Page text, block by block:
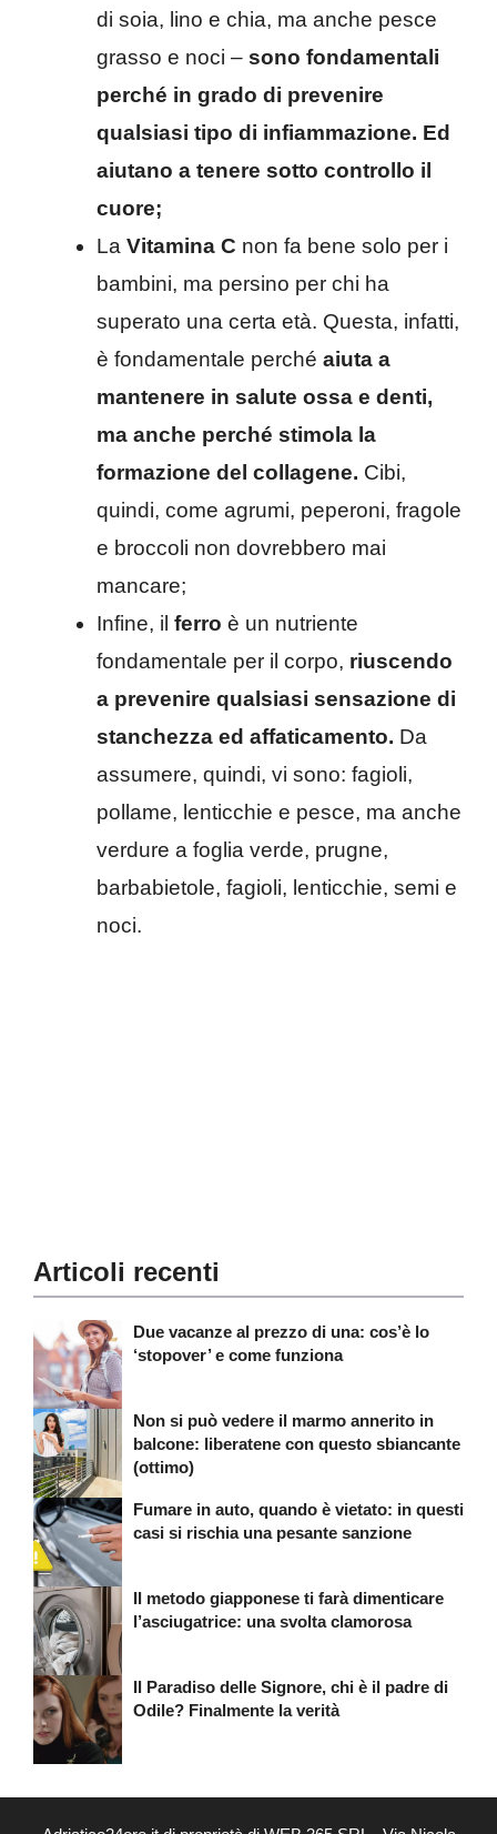
di soia, lino e chia, ma anche pesce
grasso e noci – sono fondamentali
perché in grado di prevenire
qualsiasi tipo di infiammazione. Ed
aiutano a tenere sotto controllo il
cuore;
La Vitamina C non fa bene solo per i
bambini, ma persino per chi ha
superato una certa età. Questa, infatti,
è fondamentale perché aiuta a
mantenere in salute ossa e denti,
ma anche perché stimola la
formazione del collagene. Cibi,
quindi, come agrumi, peperoni, fragole
e broccoli non dovrebbero mai
mancare;
Infine, il ferro è un nutriente
fondamentale per il corpo, riuscendo
a prevenire qualsiasi sensazione di
stanchezza ed affaticamento. Da
assumere, quindi, vi sono: fagioli,
pollame, lenticchie e pesce, ma anche
verdure a foglia verde, prugne,
barbabietole, fagioli, lenticchie, semi e
noci.
Articoli recenti
Due vacanze al prezzo di una: cos’è lo
‘stopover’ e come funziona
Non si può vedere il marmo annerito in
balcone: liberatene con questo sbiancante
(ottimo)
Fumare in auto, quando è vietato: in questi
casi si rischia una pesante sanzione
Il metodo giapponese ti farà dimenticare
l’asciugatrice: una svolta clamorosa
Il Paradiso delle Signore, chi è il padre di
Odile? Finalmente la verità